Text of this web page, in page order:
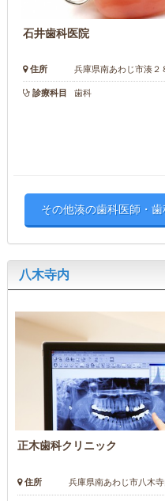
石井歯科医院
住所 兵庫県南あわじ市湊２
診療科目 歯科
その他湊の歯科医師・
八木寺内
正木歯科クリニック
住所 兵庫県南あわじ市八木